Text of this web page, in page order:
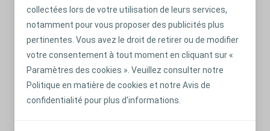
collectées lors de votre utilisation de leurs services,
notamment pour vous proposer des publicités plus
pertinentes. Vous avez le droit de retirer ou de modifier
votre consentement à tout moment en cliquant sur «
Paramètres des cookies ». Veuillez consulter notre
Politique en matière de cookies et notre Avis de
confidentialité pour plus d'informations.